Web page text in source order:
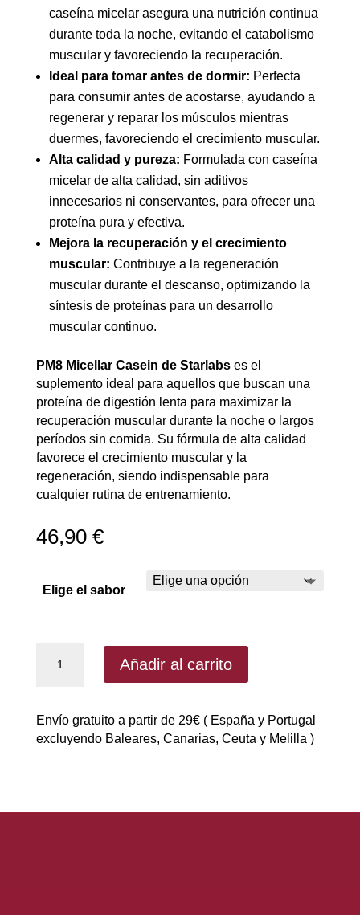
caseína micelar asegura una nutrición continua
durante toda la noche, evitando el catabolismo
muscular y favoreciendo la recuperación.
Ideal para tomar antes de dormir: Perfecta
para consumir antes de acostarse, ayudando a
regenerar y reparar los músculos mientras
duermes, favoreciendo el crecimiento muscular.
Alta calidad y pureza: Formulada con caseína
micelar de alta calidad, sin aditivos
innecesarios ni conservantes, para ofrecer una
proteína pura y efectiva.
Mejora la recuperación y el crecimiento
muscular: Contribuye a la regeneración
muscular durante el descanso, optimizando la
síntesis de proteínas para un desarrollo
muscular continuo.
PM8 Micellar Casein de Starlabses el
suplemento ideal para aquellos que buscan una
proteína de digestión lenta para maximizar la
recuperación muscular durante la noche o largos
períodos sin comida. Su fórmula de alta calidad
favorece el crecimiento muscular y la
regeneración, siendo indispensable para
cualquier rutina de entrenamiento.
46,90 €
Elige el sabor
Micellar
Starlabs
1kg
Añadir al carrito
Envío gratuito a partir de 29€ ( España y Portugal
excluyendo Baleares, Canarias, Ceuta y Melilla )